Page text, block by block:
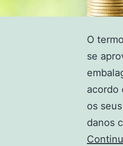
O
se
acordo
os
danos